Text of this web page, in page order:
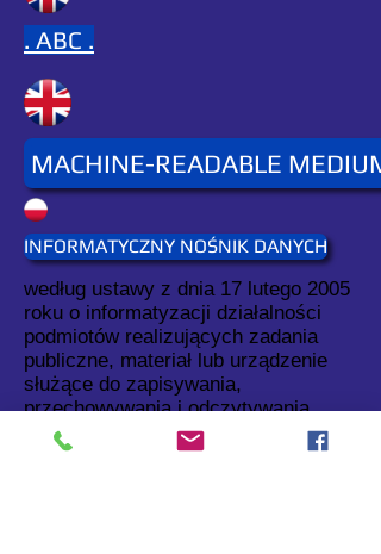
. ABC .
MACHINE-READABLE MEDIUM
INFORMATYCZNY NOŚNIK DANYCH
według ustawy z dnia 17 lutego 2005
roku o informatyzacji działalności
podmiotów realizujących zadania
publiczne, materiał lub urządzenie
służące do zapisywania,
przechowywania i odczytywania
danych w postaci cyfrowej lub
analogowej. Patrz również: nośnik